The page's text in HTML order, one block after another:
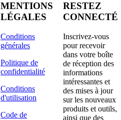
MENTIONS
LÉGALES
Conditions
générales
Politique de
confidentialité
Conditions
d'utilisation
Code de
RESTEZ
CONNECTÉ
Inscrivez-vous
pour recevoir
dans votre boîte
de réception des
informations
intéressantes et
des mises à jour
sur les nouveaux
produits et outils,
ainsi que des